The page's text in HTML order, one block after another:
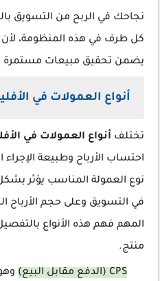
نجاحك في الربح من التسويق
كل طرف في هذه المنظومة، لأن
يضمن تحقيق مبيعات مستمرة
أنواع العمولات في
تختلف أنواع العمولات في
احتساب الأرباح وطبيعة
نوع العمولة المناسب يؤثر
في التسويق وعلى حجم الأرباح
المهم فهم هذه الأنواع
منتج.
CPS (الدفع مقابل البيع)